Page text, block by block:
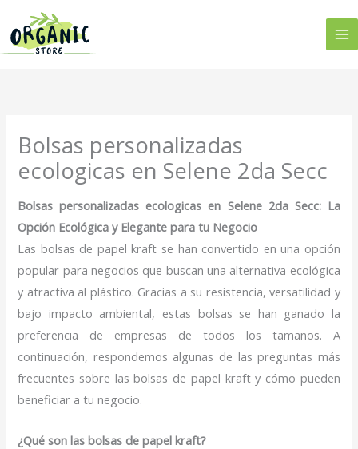
contenido
Bolsas personalizadas
ecologicas en Selene 2da Secc
Bolsas personalizadas ecologicas en Selene 2da Secc: La
Opción Ecológica y Elegante para tu Negocio
Las bolsas de papel kraft se han convertido en una opción
popular para negocios que buscan una alternativa ecológica
y atractiva al plástico. Gracias a su resistencia, versatilidad y
bajo impacto ambiental, estas bolsas se han ganado la
preferencia de empresas de todos los tamaños. A
continuación, respondemos algunas de las preguntas más
frecuentes sobre las bolsas de papel kraft y cómo pueden
beneficiar a tu negocio.
¿Qué son las bolsas de papel kraft?